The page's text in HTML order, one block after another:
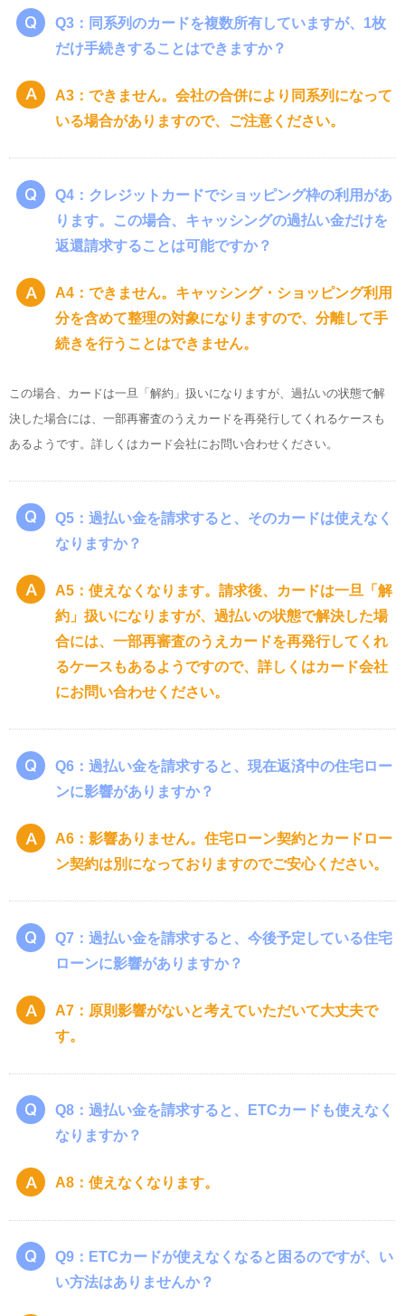
Q3：同系列のカードを複数所有していますが、1枚
だけ手続きすることはできますか？
A3：できません。会社の合併により同系列になって
いる場合がありますので、ご注意ください。
Q4：クレジットカードでショッピング枠の利用があ
ります。この場合、キャッシングの過払い金だけを
返還請求することは可能ですか？
A4：できません。キャッシング・ショッピング利用
分を含めて整理の対象になりますので、分離して手
続きを行うことはできません。
この場合、カードは一旦「解約」扱いになりますが、過払いの状態で解
決した場合には、一部再審査のうえカードを再発行してくれるケースも
あるようです。詳しくはカード会社にお問い合わせください。
Q5：過払い金を請求すると、そのカードは使えなく
なりますか？
A5：使えなくなります。請求後、カードは一旦「解
約」扱いになりますが、過払いの状態で解決した場
合には、一部再審査のうえカードを再発行してくれ
るケースもあるようですので、詳しくはカード会社
にお問い合わせください。
Q6：過払い金を請求すると、現在返済中の住宅ロー
ンに影響がありますか？
A6：影響ありません。住宅ローン契約とカードロー
ン契約は別になっておりますのでご安心ください。
Q7：過払い金を請求すると、今後予定している住宅
ローンに影響がありますか？
A7：原則影響がないと考えていただいて大丈夫で
す。
Q8：過払い金を請求すると、ETCカードも使えなく
なりますか？
A8：使えなくなります。
Q9：ETCカードが使えなくなると困るのですが、い
い方法はありませんか？